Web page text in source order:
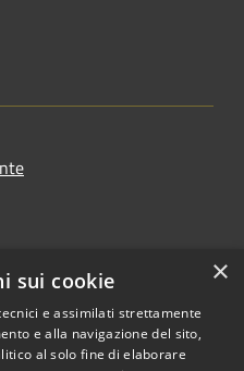
×
sui cookie
e assimilati strettamente
e alla navigazione del sito,
al solo fine di elaborare